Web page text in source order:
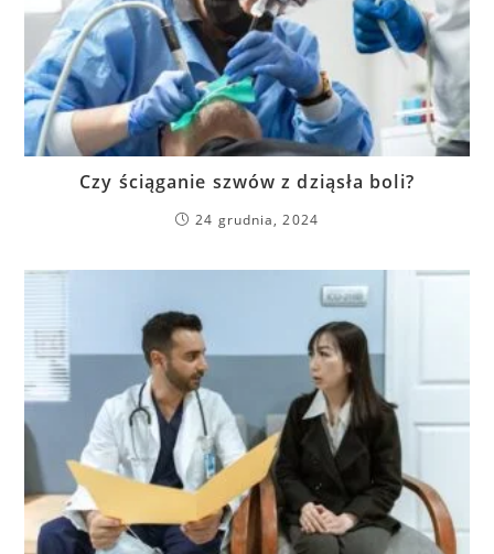
Czy ściąganie szwów z dziąsła boli?
24 grudnia, 2024